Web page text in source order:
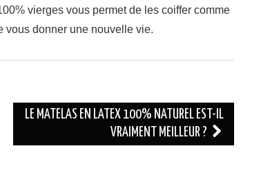
vierges vous permet de les coiffer comme
vous donner une nouvelle vie.
LE MATELAS EN LATEX 100% NATUREL EST-IL
VRAIMENT MEILLEUR ?